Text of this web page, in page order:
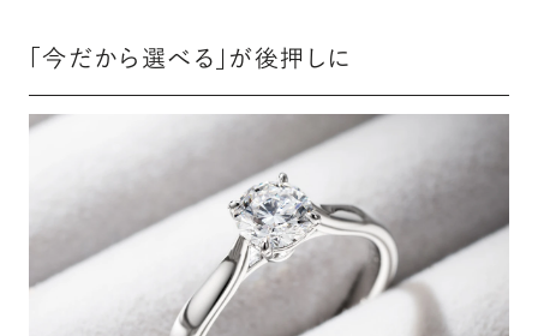
「今だから選べる」が後押しに